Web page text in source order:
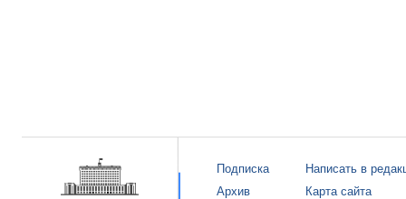
Подписка
Архив
Написать в
Карта сайта